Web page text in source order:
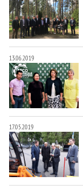
13.06.2019
17.05.2019